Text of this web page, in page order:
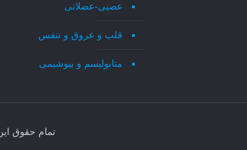
عصبی-عضلانی
قلب و عروق و تنفس
متابولیسم و بیوشیمی
تمام حقوق